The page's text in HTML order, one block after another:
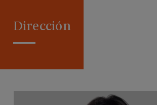
Dirección